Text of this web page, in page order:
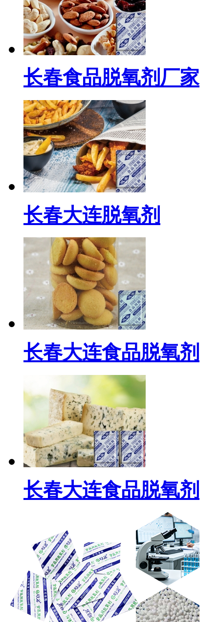
长春食品脱氧剂厂家
长春大连脱氧剂
长春大连食品脱氧剂
长春大连食品脱氧剂